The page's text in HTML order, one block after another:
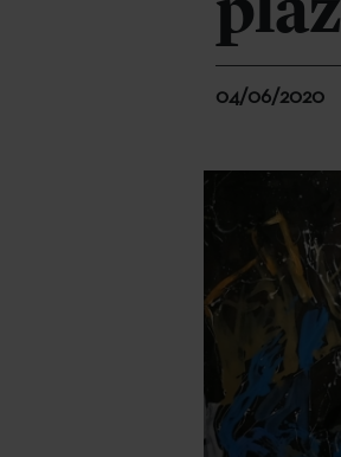
04/06/2020